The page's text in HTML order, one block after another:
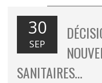
30
SEP
SANITAIRES…